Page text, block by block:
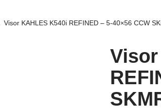
Visor KAHLES K540i REFINED – 5-40×56 CCW